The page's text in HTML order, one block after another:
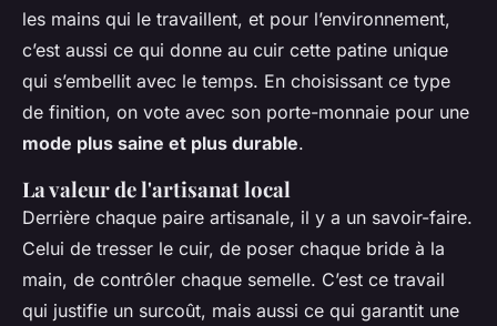
les mains qui le travaillent, et pour l’environnement,
c’est aussi ce qui donne au cuir cette patine unique
qui s’embellit avec le temps. En choisissant ce type
de finition, on vote avec son porte-monnaie pour une
mode plus saine et plus durable.
La valeur de l'artisanat local
Derrière chaque paire artisanale, il y a un savoir-faire.
Celui de tresser le cuir, de poser chaque bride à la
main, de contrôler chaque semelle. C’est ce travail
qui justifie un surcoût, mais aussi ce qui garantit une